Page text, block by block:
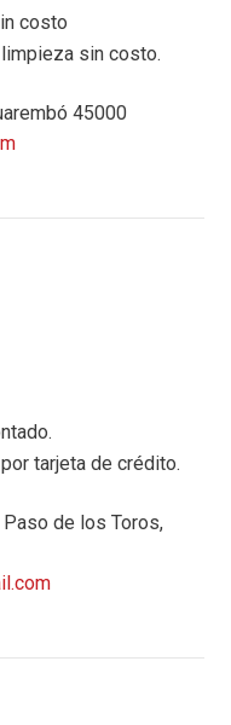
costo
sin costo.
45000
tarjeta de crédito.
de los Toros,